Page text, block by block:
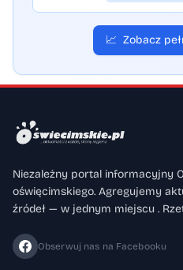
📈 Zobacz
Niezależny portal informacyjny
oświęcimskiego. Agregujemy
źródeł — w jednym miejscu .
Obserwuj nas na Facebooku